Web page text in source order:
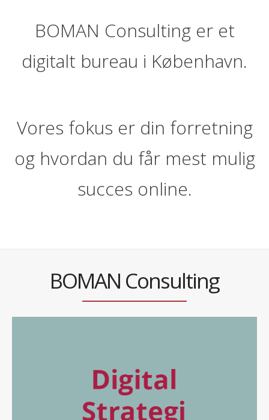
BOMAN Consulting er et
digitalt bureau i København.
Vores fokus er din forretning
og hvordan du får mest mulig
succes online.
BOMAN Consulting